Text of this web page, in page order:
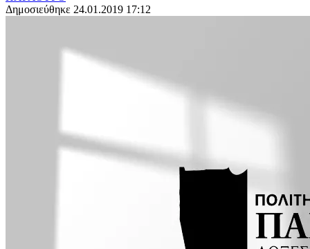
Δημοσιεύθηκε 24.01.2019 17:12